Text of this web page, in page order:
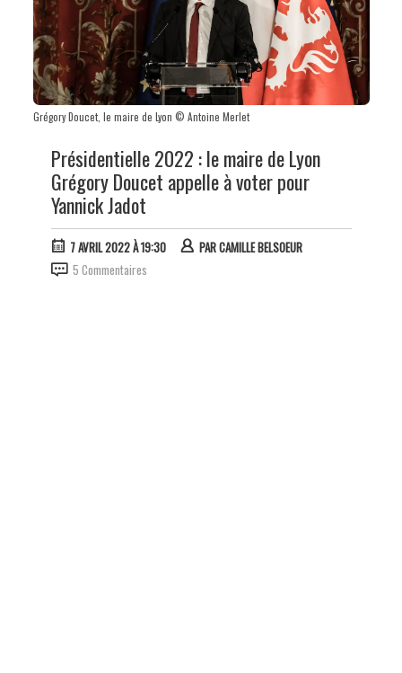
Grégory Doucet, le maire de Lyon © Antoine Merlet
Présidentielle 2022 : le maire de Lyon
Grégory Doucet appelle à voter pour
Yannick Jadot
7 AVRIL 2022 À 19:30 PARCAMILLE BELSOEUR
5 Commentaires